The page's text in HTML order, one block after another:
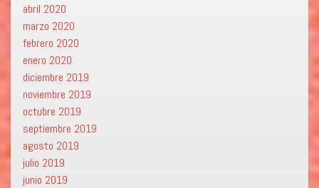
abril 2020
marzo 2020
febrero 2020
enero 2020
diciembre 2019
noviembre 2019
octubre 2019
septiembre 2019
agosto 2019
julio 2019
junio 2019